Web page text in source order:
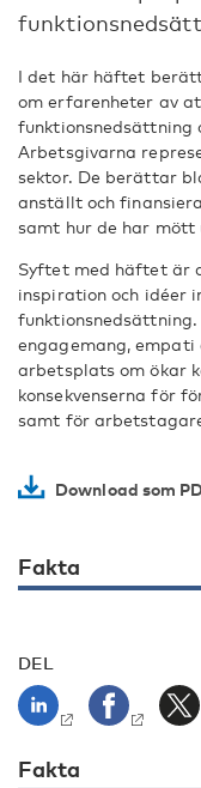
I det här häftet
om erfarenheter av
funktionsnedsättning
Arbetsgivarna
sektor. De berättar
anställt och
samt hur de har
Syftet med häftet är
inspiration och idéer
engagemang,
arbetsplats om ökar
konsekvenserna för
samt för
Download som
Fakta
DEL
Fakta